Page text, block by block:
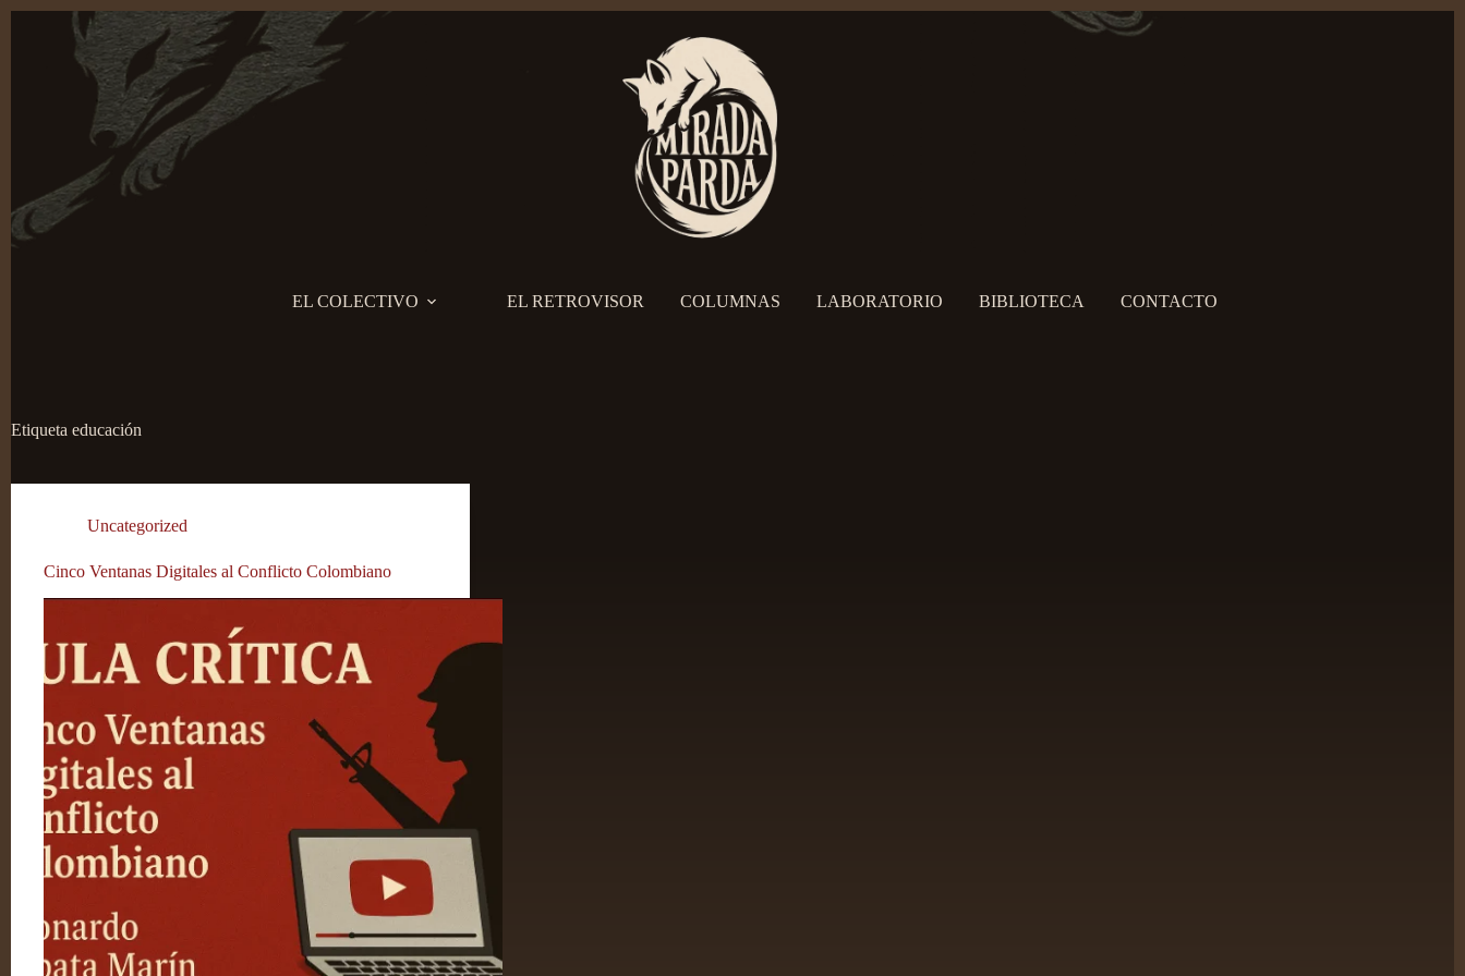
contenido
EL COLECTIVO EL RETROVISOR COLUMNAS LABORATORIO BIBLIOTECA CONTACTO
Etiqueta educación
Uncategorized
Cinco Ventanas Digitales al Conflicto Colombiano